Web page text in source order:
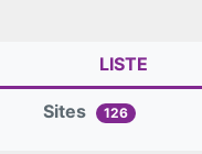
LISTE
Sites 126